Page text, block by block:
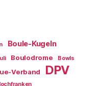
Boule-Kugeln
Boulodrome Bowls
Verband DPV